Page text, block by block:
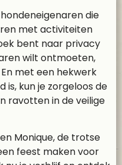
die
met activiteiten
bent naar privacy
wilt ontmoeten,
met een hekwerk
kun je zorgeloos de
ravotten in de veilige
Monique, de trotse
feest maken voor